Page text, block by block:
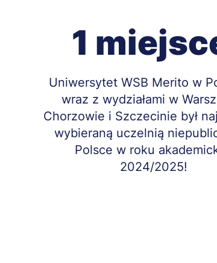
1
Treść
Uniwersytet WSB Merito w
wraz z wydziałami w
Chorzowie i Szczecinie był
wybieraną uczelnią
Polsce w roku
2024/2025!